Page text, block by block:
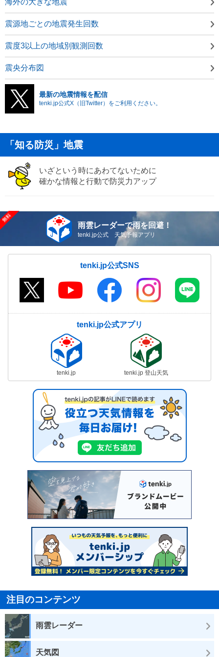
震源地ごとの地震発生回数
震度3以上の地域別観測回数
震央分布図
最新の地震情報を配信
tenki.jp公式X（旧Twitter）をご利用ください。
「知る防災」地震
いざという時にあわてないために
確かな情報と行動で防災力アップ
雨雲レーダーで雨を回避！
tenki.jp公式 天気予報アプリ
tenki.jp公式SNS
tenki.jp公式アプリ
tenki.jp tenki.jp 登山天気
注目のコンテンツ
雨雲レーダー
天気図